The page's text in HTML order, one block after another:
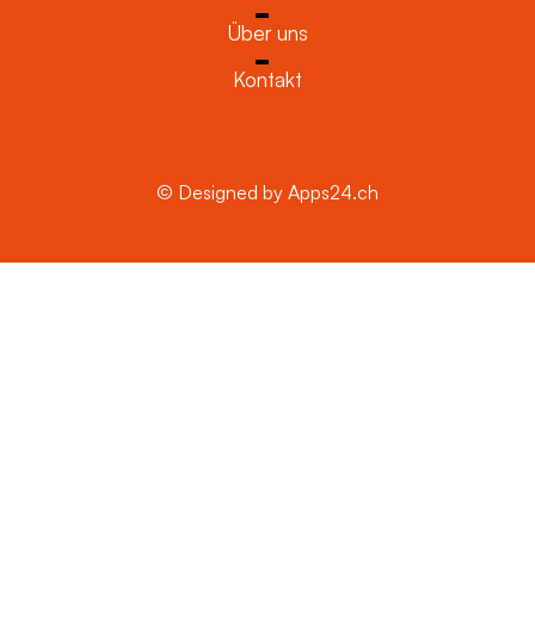
Über uns
Kontakt
© Designed by Apps24.ch